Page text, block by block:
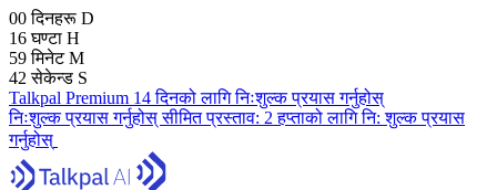
00 दिनहरू D
16 घण्टा H
59 मिनेटM
41 सेकेन्ड S
Talkpal Premium 14 दिनको लागि निःशुल्क प्रयास गर्नुहोस्
निःशुल्क प्रयास गर्नुहोस्सीमित प्रस्ताव: 2 हप्ताको लागि नि: शुल्क प्रयास
गर्नुहोस्